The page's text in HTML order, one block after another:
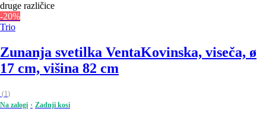
druge različice
-20%
Trio
Zunanja svetilka VentaKovinska, viseča, ø
17 cm, višina 82 cm
(1)
Na zalogi
Zadnji kosi